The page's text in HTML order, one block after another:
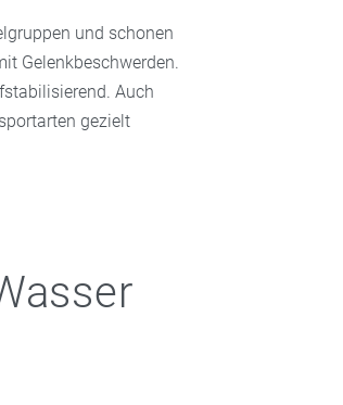
und schonen
Gelenkbeschwerden.
Auch
gezielt